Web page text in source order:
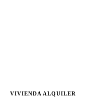
VIVIENDA ALQUILER